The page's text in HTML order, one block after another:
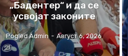
„Бадентер“ и да се
усвојат законите
Pogled Admin - Август 6, 2026